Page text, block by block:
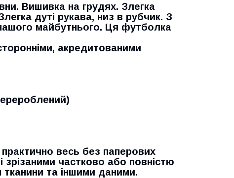
Вишивка на грудях. Злегка
дуті рукава, низ в рубчик. З
майбутнього. Ця футболка
акредитованими
весь без паперових
зрізаними частково або повністю
тканини та іншими даними.